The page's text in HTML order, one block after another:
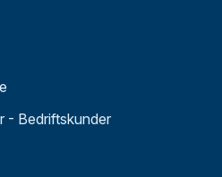
- Bedriftskunder